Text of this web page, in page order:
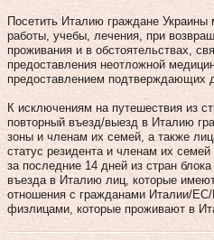
Посетить Италию граждане Украины
работы, учебы, лечения, при
проживания и в обстоятельствах,
предоставления неотложной
предоставлением подтверждающих
К исключениям на путешествия из
повторный въезд/выезд в Италию
зоны и членам их семей, а также
статус резидента и членам их
за последние 14 дней из стран
въезда в Италию лиц, которые
отношения с гражданами Италии/
физлицами, которые проживают в